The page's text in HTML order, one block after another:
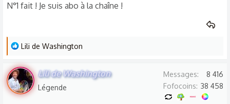
https://youtube.com/channel/UC1ad2OAM9Wrlhc2GKdco0
Mission 2 : bientôt … 🙃
Pour recevoir les Fofocoins il suffit de repondre sur ce sujet
« Fait avec le ou les n* des missions faites «
Valable 1 seul fois par membre ( avec vérification)
N°1 fait ! Je suis abo à la chaîne !
L
s
r
é
Lili de Washington
Lili de Washington
Légende
Messages
8 416
Fofocoins 38 458